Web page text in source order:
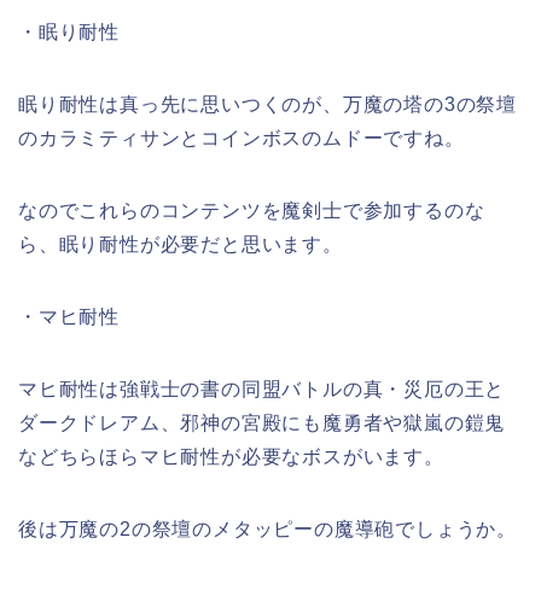
・眠り耐性
眠り耐性は真っ先に思いつくのが、万魔の塔の3の祭壇
のカラミティサンとコインボスのムドーですね。
なのでこれらのコンテンツを魔剣士で参加するのな
ら、眠り耐性が必要だと思います。
・マヒ耐性
マヒ耐性は強戦士の書の同盟バトルの真・災厄の王と
ダークドレアム、邪神の宮殿にも魔勇者や獄嵐の鎧鬼
などちらほらマヒ耐性が必要なボスがいます。
後は万魔の2の祭壇のメタッピーの魔導砲でしょうか。